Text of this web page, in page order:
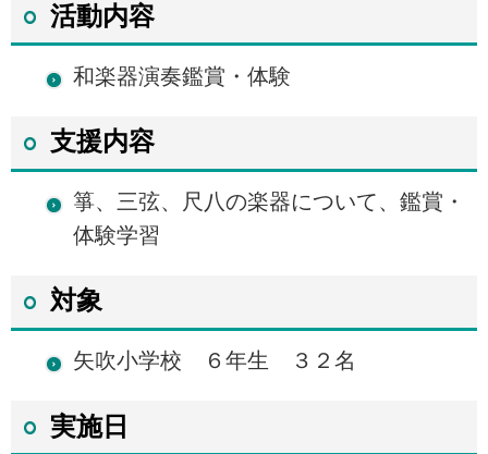
活動内容
和楽器演奏鑑賞・体験
支援内容
箏、三弦、尺八の楽器について、鑑賞・
体験学習
対象
矢吹小学校 ６年生 ３２名
実施日